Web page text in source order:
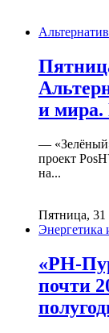
и мира.
—
проект
на...
Пятница,
«РН-
почти